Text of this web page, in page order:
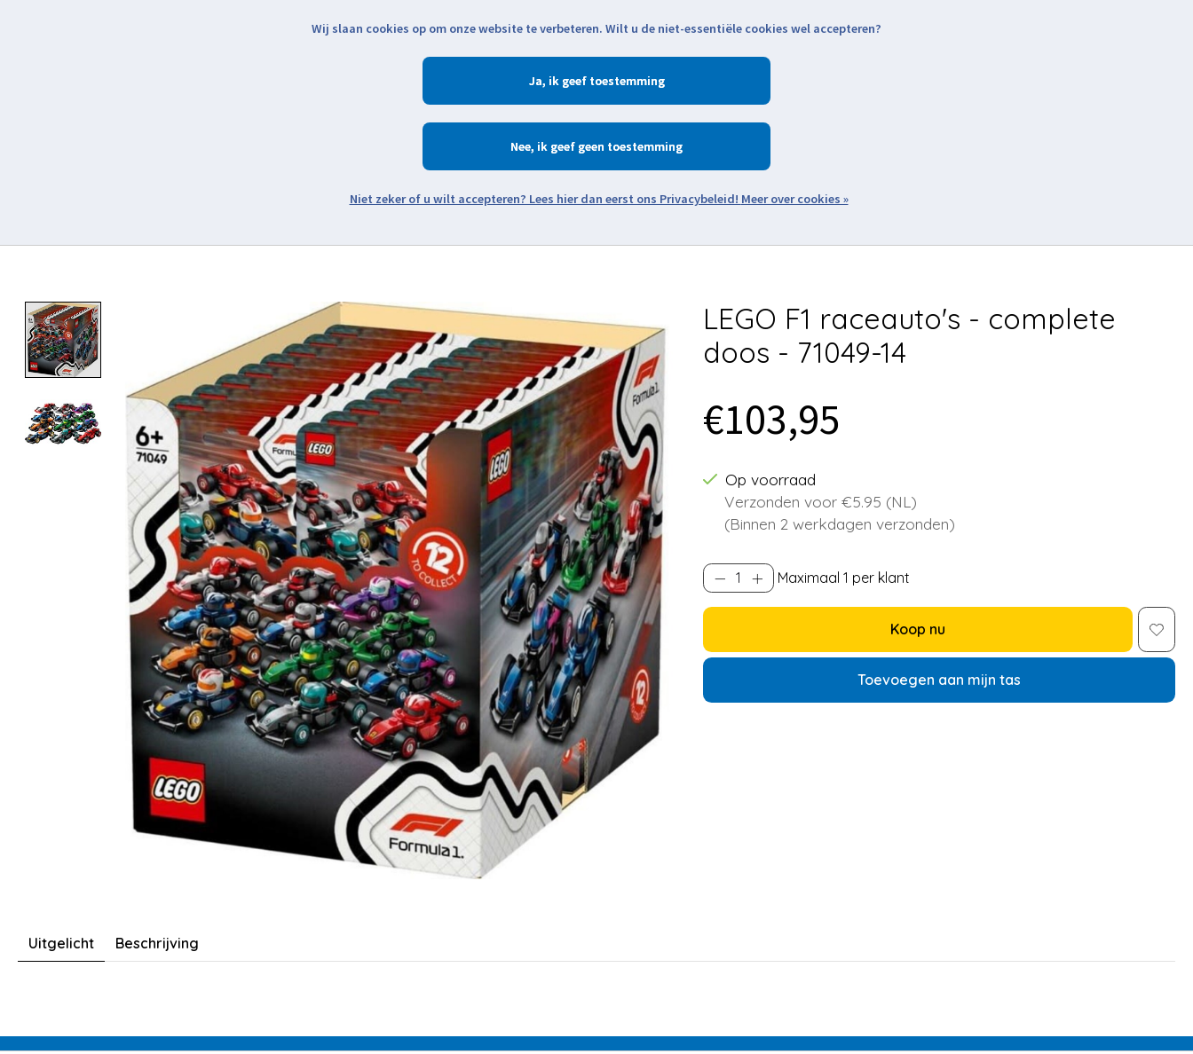
Zoeken
Product image slideshow Items
LEGO F1 raceauto's - complete
doos - 71049-14
€103,95
Op voorraad
Verzonden voor €5.95 (NL)
(Binnen 2 werkdagen verzonden)
Maximaal 1 per klant
Koop nu
Toevoegen aan mijn tas
Uitgelicht Beschrijving
Wij slaan cookies op om onze website te verbeteren. Wilt u de niet-essentiële cookies wel accepteren?
Ja
Nee
Meer over cookies »